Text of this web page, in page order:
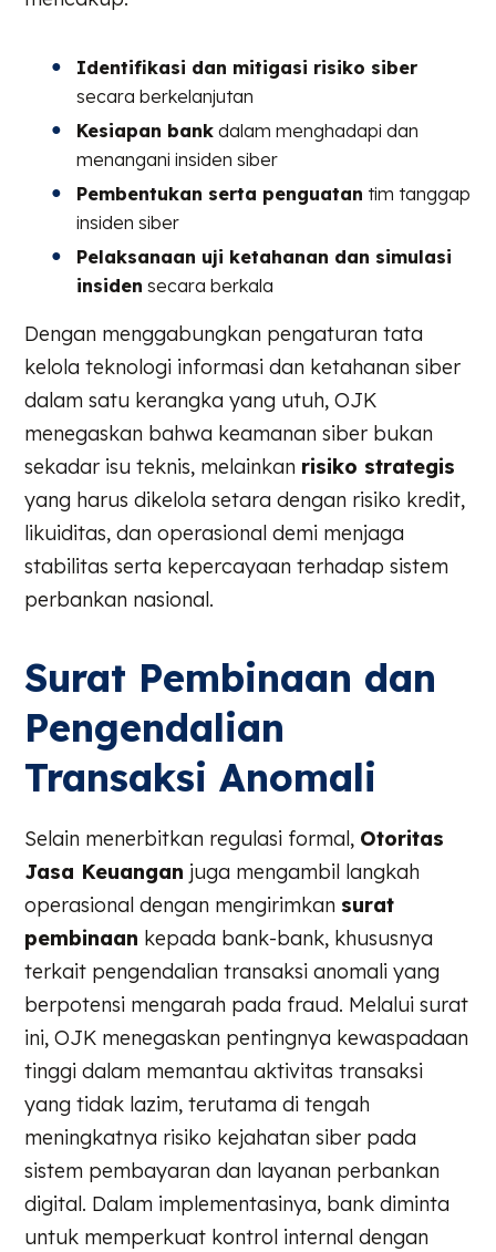
Identifikasi dan mitigasi risiko siber
secara berkelanjutan
Kesiapan bank dalam menghadapi dan
menangani insiden siber
Pembentukan serta penguatan tim tanggap
insiden siber
Pelaksanaan uji ketahanan dan simulasi
insiden secara berkala
Dengan menggabungkan pengaturan tata
kelola teknologi informasi dan ketahanan siber
dalam satu kerangka yang utuh, OJK
menegaskan bahwa keamanan siber bukan
sekadar isu teknis, melainkan risiko strategis
yang harus dikelola setara dengan risiko kredit,
likuiditas, dan operasional demi menjaga
stabilitas serta kepercayaan terhadap sistem
perbankan nasional.
Surat Pembinaan dan
Pengendalian
Transaksi Anomali
Selain menerbitkan regulasi formal, Otoritas
Jasa Keuangan juga mengambil langkah
operasional dengan mengirimkan surat
pembinaan kepada bank-bank, khususnya
terkait pengendalian transaksi anomali yang
berpotensi mengarah pada fraud. Melalui surat
ini, OJK menegaskan pentingnya kewaspadaan
tinggi dalam memantau aktivitas transaksi
yang tidak lazim, terutama di tengah
meningkatnya risiko kejahatan siber pada
sistem pembayaran dan layanan perbankan
digital. Dalam implementasinya, bank diminta
untuk memperkuat kontrol internal dengan